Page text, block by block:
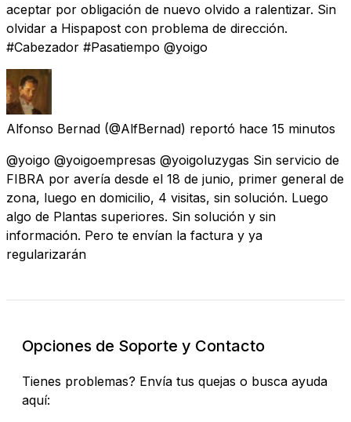
aceptar por obligación de nuevo olvido a ralentizar. Sin
olvidar a Hispapost con problema de dirección.
#Cabezador #Pasatiempo @yoigo
Alfonso Bernad (@AlfBernad) reportó hace 15 minutos
@yoigo @yoigoempresas @yoigoluzygas Sin servicio de
FIBRA por avería desde el 18 de junio, primer general de
zona, luego en domicilio, 4 visitas, sin solución. Luego
algo de Plantas superiores. Sin solución y sin
información. Pero te envían la factura y ya
regularizarán
Opciones de Soporte y Contacto
Tienes problemas? Envía tus quejas o busca ayuda
aquí: